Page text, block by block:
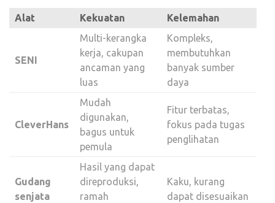
Alat Kekuatan Kelemahan
SENI
Multi-kerangka
kerja, cakupan
ancaman yang
luas
Kompleks,
membutuhkan
banyak sumber
daya
CleverHans
Mudah
digunakan,
bagus untuk
pemula
Fitur terbatas,
fokus pada tugas
penglihatan
Gudang
senjata
Hasil yang dapat
direproduksi,
ramah
Kaku, kurang
dapat disesuaikan